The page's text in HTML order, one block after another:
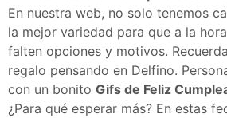
En nuestra web, no solo tenemos
la mejor variedad para que a la
falten opciones y motivos.
regalo pensando en Delfino.
con un bonito Gifs de Feliz
¿Para qué esperar más? En estas